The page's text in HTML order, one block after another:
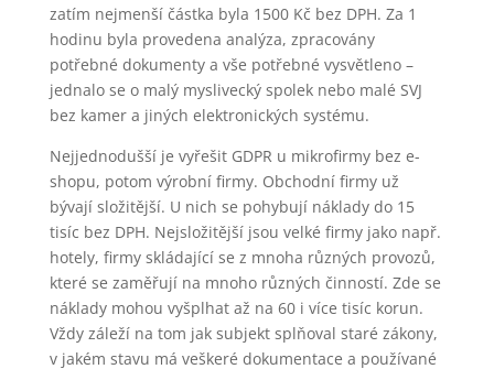
zatím nejmenší částka byla 1500 Kč bez DPH. Za 1
hodinu byla provedena analýza, zpracovány
potřebné dokumenty a vše potřebné vysvětleno –
jednalo se o malý myslivecký spolek nebo malé SVJ
bez kamer a jiných elektronických systému.
Nejjednodušší je vyřešit GDPR u mikrofirmy bez e-
shopu, potom výrobní firmy. Obchodní firmy už
bývají složitější. U nich se pohybují náklady do 15
tisíc bez DPH. Nejsložitější jsou velké firmy jako např.
hotely, firmy skládající se z mnoha různých provozů,
které se zaměřují na mnoho různých činností. Zde se
náklady mohou vyšplhat až na 60 i více tisíc korun.
Vždy záleží na tom jak subjekt splňoval staré zákony,
v jakém stavu má veškeré dokumentace a používané